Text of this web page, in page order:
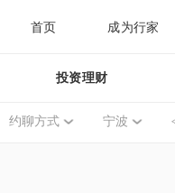
首页 成为行家
投资理财
约聊方式 宁波